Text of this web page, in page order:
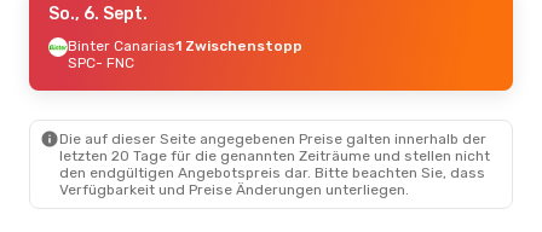
So., 6. Sept.
Binter Canarias1 Zwischenstopp
SPC- FNC
Die auf dieser Seite angegebenen Preise galten innerhalb der
letzten 20 Tage für die genannten Zeiträume und stellen nicht
den endgültigen Angebotspreis dar. Bitte beachten Sie, dass
Verfügbarkeit und Preise Änderungen unterliegen.